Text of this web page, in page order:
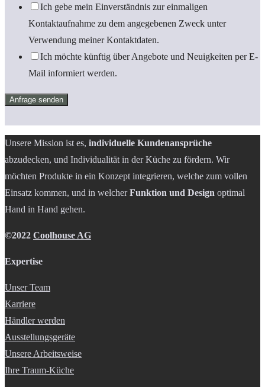
Ich gebe mein Einverständnis zur einmaligen
Kontaktaufnahme zu dem angegebenen Zweck unter
Verwendung meiner Kontaktdaten.
Ich möchte künftig über Angebote und Neuigkeiten per E-
Mail informiert werden.
Anfrage senden
Unsere Mission ist es, individuelle Kundenansprüche
abzudecken, und Individualität in der Küche zu fördern. Wir
möchten Produkte in ein Konzept integrieren, welche zum vollen
Einsatz kommen, und in welcherFunktion und Design optimal
Hand in Hand gehen.
©2022 Coolhouse AG
Expertise
Unser Team
Karriere
Händler werden
Ausstellungsgeräte
Unsere Arbeitsweise
Ihre Traum-Küche